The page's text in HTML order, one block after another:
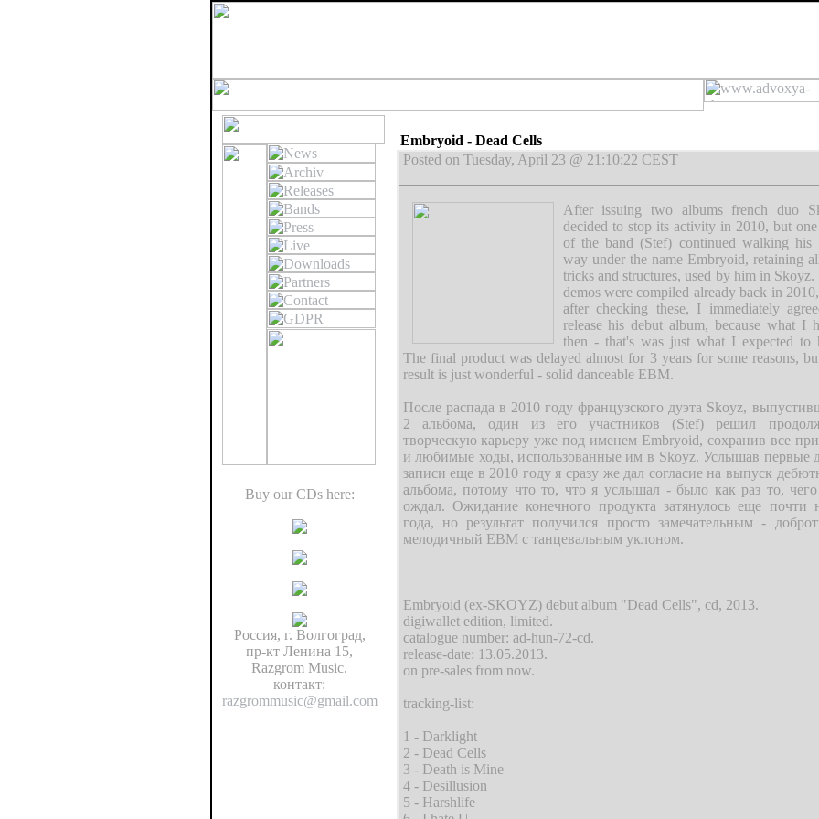
Buy our CDs here:
Россия, г. Волгоград,
пр-кт Ленина 15,
Razgrom Music.
контакт:
razgrommusic@gmail.com
Embryoid - Dead Cells
Posted on Tuesday, April 23 @ 21:10:22 CEST
After issuing two albums french duo
decided to stop its activity in 2010, but
of the band (Stef) continued walking his
way under the name Embryoid, retaining
tricks and structures, used by him in Skoyz.
demos were compiled already back in
after checking these, I immediately
release his debut album, because what I
then - that's was just what I expected to
The final product was delayed almost for 3 years for some reasons,
result is just wonderful - solid danceable EBM.
После распада в 2010 году французского дуэта Skoyz,
2 альбома, один из его участников (Stef) решил
творческую карьеру уже под именем Embryoid, сохранив все
и любимые ходы, использованные им в Skoyz. Услышав первые
записи еще в 2010 году я сразу же дал согласие на выпуск
альбома, потому что то, что я услышал - было как раз то,
ождал. Ожидание конечного продукта затянулось еще почти
года, но результат получился просто замечательным -
мелодичный EBM с танцевальным уклоном.
Embryoid (ex-SKOYZ) debut album "Dead Cells", cd, 2013.
digiwallet edition, limited.
catalogue number: ad-hun-72-cd.
release-date: 13.05.2013.
on pre-sales from now.
tracking-list:
1 - Darklight
2 - Dead Cells
3 - Death is Mine
4 - Desillusion
5 - Harshlife